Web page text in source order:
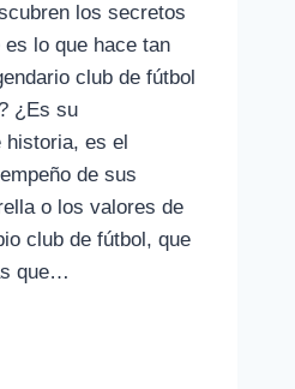
los secretos
lo que hace tan
club de fútbol
¿Es su
historia, es el
de sus
o los valores de
club de fútbol, que
que…